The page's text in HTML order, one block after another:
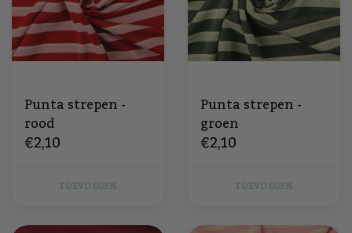
Punta strepen -
rood
€2,10
TOEVOEGEN
Punta strepen -
groen
€2,10
TOEVOEGEN